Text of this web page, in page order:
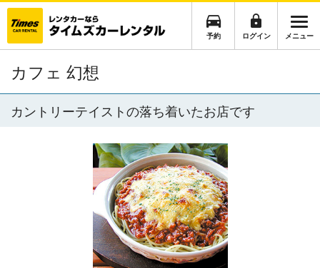
予約 ログイン メニュー
カフェ 幻想
カントリーテイストの落ち着いたお店です